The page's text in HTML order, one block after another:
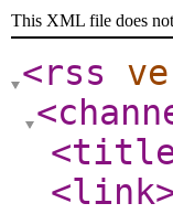
This XML file does
<rss
<link